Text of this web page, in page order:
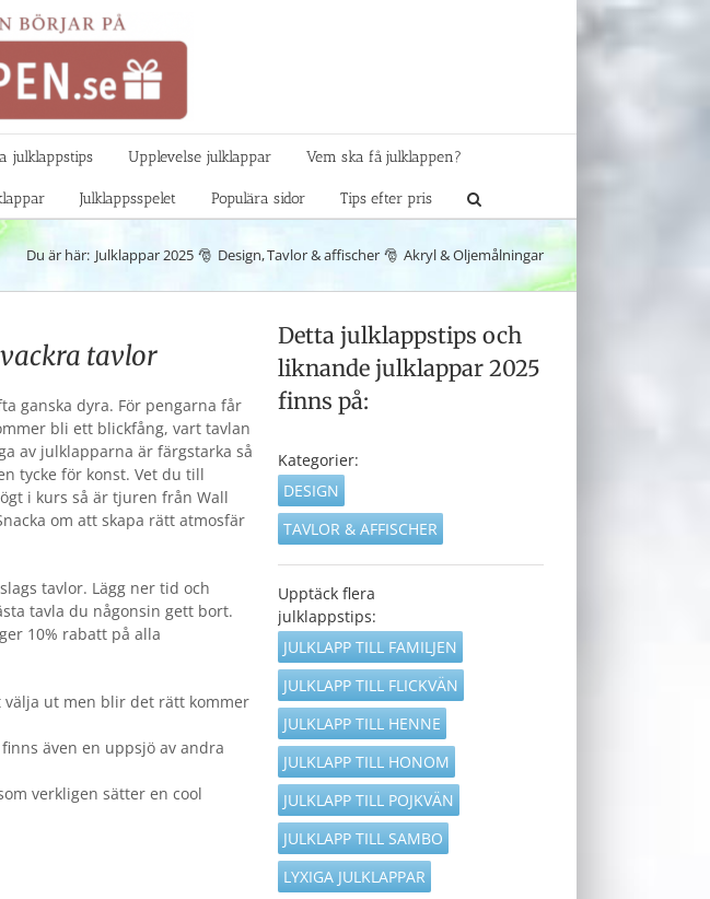
julklappstips Upplevelse julklappar Vem ska få julklappen?
Julklappsspelet Populära sidor Tips efter pris
Du är här: Julklappar 2025 Design Tavlor & affischer Akryl & Oljemålningar
tavlor
ganska dyra. För pengarna får
bli ett blickfång, vart tavlan
av julklapparna är färgstarka så
tycke för konst. Vet du till
i kurs så är tjuren från Wall
om att skapa rätt atmosfär
tavlor. Lägg ner tid och
tavla du någonsin gett bort.
10% rabatt på alla
välja ut men blir det rätt kommer
även en uppsjö av andra
verkligen sätter en cool
Detta julklappstips och
liknande julklappar 2025
finns på:
Kategorier:
DESIGN
TAVLOR & AFFISCHER
Upptäck flera
julklappstips:
JULKLAPP TILL FAMILJEN
JULKLAPP TILL FLICKVÄN
JULKLAPP TILL HENNE
JULKLAPP TILL HONOM
JULKLAPP TILL POJKVÄN
JULKLAPP TILL SAMBO
LYXIGA JULKLAPPAR